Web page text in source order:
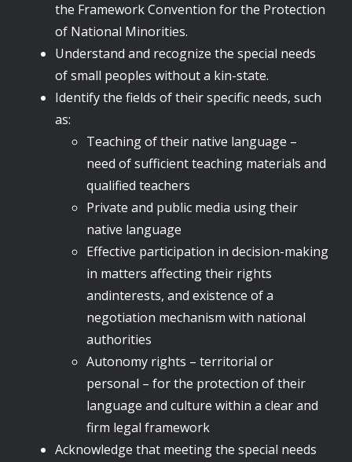
the Framework Convention for the Protection
of National Minorities.
Understand and recognize the special needs
of small peoples without a kin-state.
Identify the fields of their specific needs, such
as:
Teaching of their native language –
need of sufficient teaching materials and
qualified teachers
Private and public media using their
native language
Effective participation in decision-making
in matters affecting their rights
andinterests, and existence of a
negotiation mechanism with national
authorities
Autonomy rights – territorial or
personal – for the protection of their
language and culture within a clear and
firm legal framework
Acknowledge that meeting the special needs